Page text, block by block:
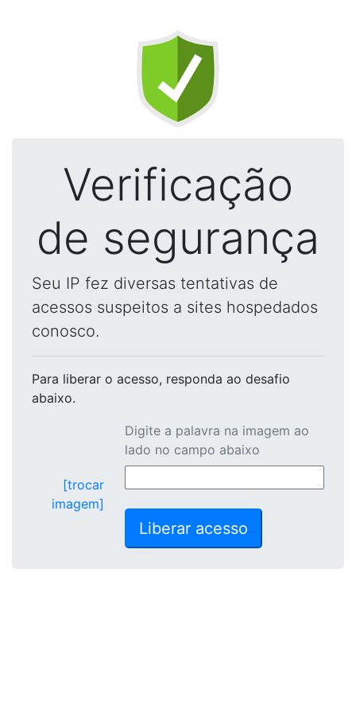
Verificação
de segurança
Seu IP fez diversas tentativas de
acessos suspeitos a sites hospedados
conosco.
Para liberar o acesso, responda ao desafio
abaixo.
[trocar
imagem]
Digite a palavra na imagem ao
lado no campo abaixo